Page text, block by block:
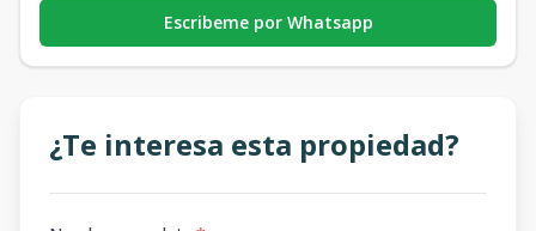
Escribeme por Whatsapp
¿Te interesa esta propiedad?